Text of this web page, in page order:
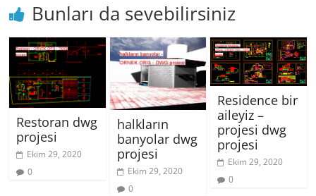
Bunları da sevebilirsiniz
Restoran dwg
projesi
Ekim 29, 2020
0
halkların
banyolar dwg
projesi
Ekim 29, 2020
0
Residence bir
aileyiz –
projesi dwg
projesi
Ekim 29, 2020
0